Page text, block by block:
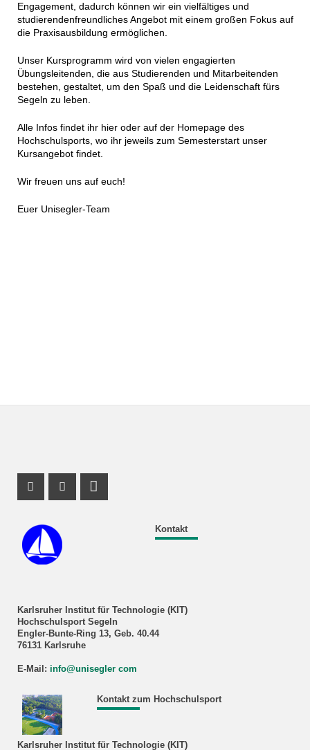
Engagement, dadurch können wir ein vielfältiges und
studierendenfreundliches Angebot mit einem großen Fokus auf
die Praxisausbildung ermöglichen.
Unser Kursprogramm wird von vielen engagierten
Übungsleitenden, die aus Studierenden und Mitarbeitenden
bestehen, gestaltet, um den Spaß und die Leidenschaft fürs
Segeln zu leben.
Alle Infos findet ihr hier oder auf der Homepage des
Hochschulsports, wo ihr jeweils zum Semesterstart unser
Kursangebot findet.
Wir freuen uns auf euch!
Euer Unisegler-Team
Kontakt
Karlsruher Institut für Technologie (KIT)
Hochschulsport Segeln
Engler-Bunte-Ring 13, Geb. 40.44
76131 Karlsruhe
E-Mail: info@unisegler com
Kontakt zum Hochschulsport
Karlsruher Institut für Technologie (KIT)
Instagram Profil
Facebook Profil
RSS-Feed